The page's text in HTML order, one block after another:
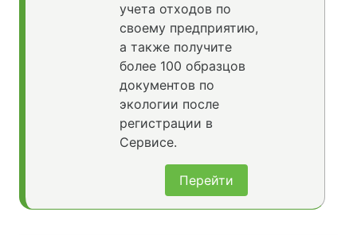
учета отходов по
своему предприятию,
а также получите
более 100 образцов
документов по
экологии после
регистрации в
Сервисе.
Перейти